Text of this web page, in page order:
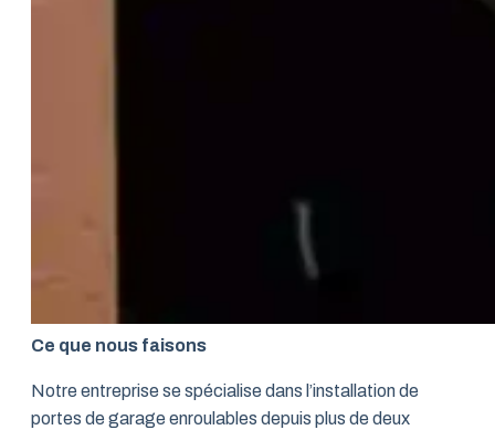
Ce que nous faisons
Notre entreprise se spécialise dans l’installation de
portes de garage enroulables depuis plus de deux